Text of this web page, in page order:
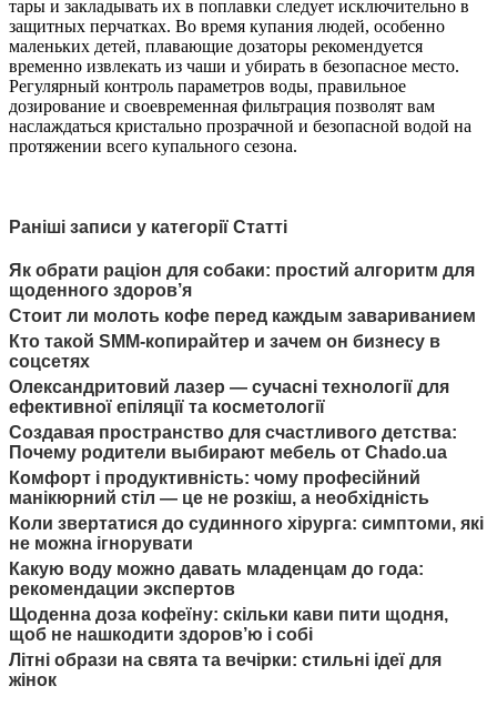
тары и закладывать их в поплавки следует исключительно в
защитных перчатках. Во время купания людей, особенно
маленьких детей, плавающие дозаторы рекомендуется
временно извлекать из чаши и убирать в безопасное место.
Регулярный контроль параметров воды, правильное
дозирование и своевременная фильтрация позволят вам
наслаждаться кристально прозрачной и безопасной водой на
протяжении всего купального сезона.
Раніші записи у категорії Статті
Як обрати раціон для собаки: простий алгоритм для
щоденного здоров’я
Стоит ли молоть кофе перед каждым завариванием
Кто такой SMM-копирайтер и зачем он бизнесу в
соцсетях
Олександритовий лазер — сучасні технології для
ефективної епіляції та косметології
Создавая пространство для счастливого детства:
Почему родители выбирают мебель от Chado.ua
Комфорт і продуктивність: чому професійний
манікюрний стіл — це не розкіш, а необхідність
Коли звертатися до судинного хірурга: симптоми, які
не можна ігнорувати
Какую воду можно давать младенцам до года:
рекомендации экспертов
Щоденна доза кофеїну: скільки кави пити щодня,
щоб не нашкодити здоров’ю і собі
Літні образи на свята та вечірки: стильні ідеї для
жінок